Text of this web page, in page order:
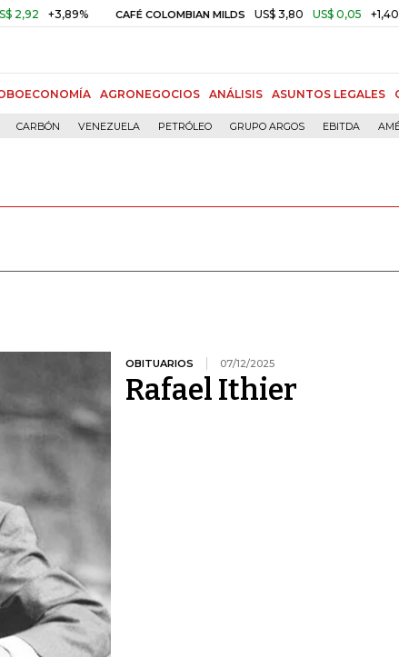
CAFÉ COLOMBIAN MILDS US$ 3,80 US$ 0,05 +1,40% ORO
AGRONEGOCIOS ANÁLISIS ASUNTOS LEGALES
CARBÓN VENEZUELA PETRÓLEO GRUPO ARGOS EBITDA
OBITUARIOS 07/12/2025
Rafael Ithier